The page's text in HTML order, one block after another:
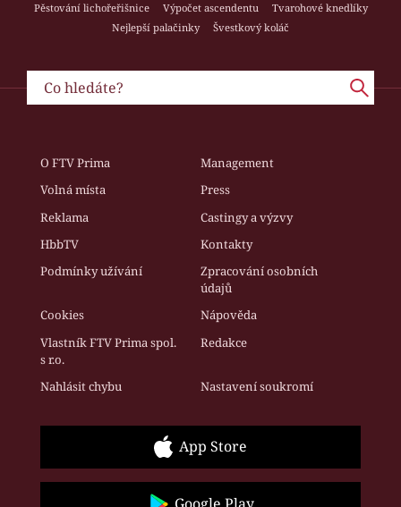
Pěstování lichořeřišnice
Výpočet ascendentu
Tvarohové knedlíky
Nejlepší palačinky
Švestkový koláč
O FTV Prima
Management
Volná místa
Press
Reklama
Castingy a výzvy
HbbTV
Kontakty
Podmínky užívání
Zpracování osobních
údajů
Cookies
Nápověda
Vlastník FTV Prima spol.
s r.o.
Redakce
Nahlásit chybu Nastavení soukromí
App Store